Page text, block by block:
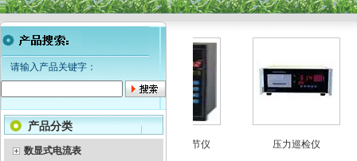
请输入产品关键字：
产品分类
数显式电流表
智能流量积算仪 智能光柱调节仪 压力巡检仪